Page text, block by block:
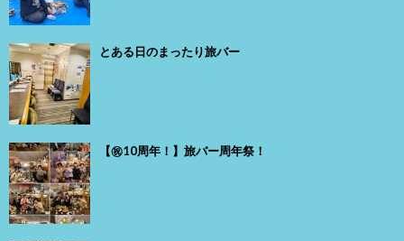
とある日のまったり旅バー
【㊗️10周年！】旅バー周年祭！